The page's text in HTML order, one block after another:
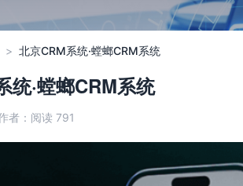
> 北京CRM系统·螳螂CRM系统
统·螳螂CRM系统
者： 阅读 791